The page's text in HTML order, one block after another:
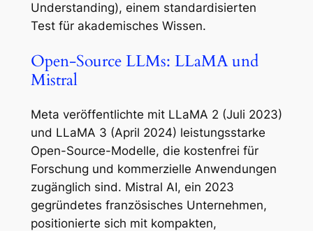
Understanding), einem standardisierten
Test für akademisches Wissen.
Open-Source LLMs: LLaMA und
Mistral
Meta veröffentlichte mit LLaMA 2 (Juli 2023)
und LLaMA 3 (April 2024) leistungsstarke
Open-Source-Modelle, die kostenfrei für
Forschung und kommerzielle Anwendungen
zugänglich sind. Mistral AI, ein 2023
gegründetes französisches Unternehmen,
positionierte sich mit kompakten,